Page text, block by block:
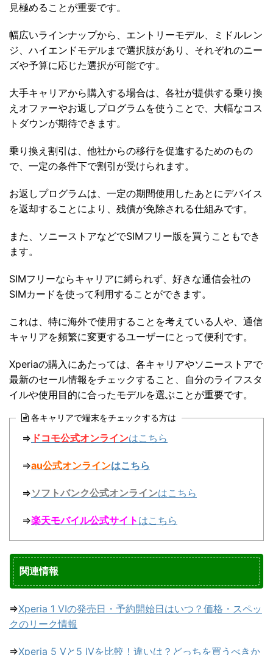
見極めることが重要です。
幅広いラインナップから、エントリーモデル、ミドルレン
ジ、ハイエンドモデルまで選択肢があり、それぞれのニー
ズや予算に応じた選択が可能です。
大手キャリアから購入する場合は、各社が提供する乗り換
えオファーやお返しプログラムを使うことで、大幅なコス
トダウンが期待できます。
乗り換え割引は、他社からの移行を促進するためのもの
で、一定の条件下で割引が受けられます。
お返しプログラムは、一定の期間使用したあとにデバイス
を返却することにより、残債が免除される仕組みです。
また、ソニーストアなどでSIMフリー版を買うこともでき
ます。
SIMフリーならキャリアに縛られず、好きな通信会社の
SIMカードを使って利用することができます。
これは、特に海外で使用することを考えている人や、通信
キャリアを頻繁に変更するユーザーにとって便利です。
Xperiaの購入にあたっては、各キャリアやソニーストアで
最新のセール情報をチェックすること、自分のライフスタ
イルや使用目的に合ったモデルを選ぶことが重要です。
各キャリアで端末をチェックする方は
⇒ ドコモ公式オンラインはこちら
⇒au公式オンラインはこちら
⇒ソフトバンク公式オンラインはこちら
⇒楽天モバイル公式サイト はこちら
関連情報
⇒Xperia 1 VIの発売日・予約開始日はいつ？価格・スペッ
クのリーク情報
⇒Xperia 5 Vと5 IVを比較！違いは？どっちを買うべきか